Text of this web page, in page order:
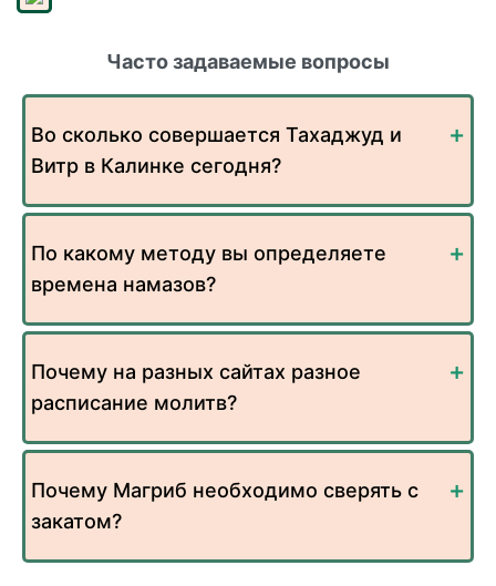
Часто задаваемые вопросы
Во сколько совершается Тахаджуд и
Витр в Калинке сегодня?
По какому методу вы определяете
времена намазов?
Почему на разных сайтах разное
расписание молитв?
Почему Магриб необходимо сверять с
закатом?